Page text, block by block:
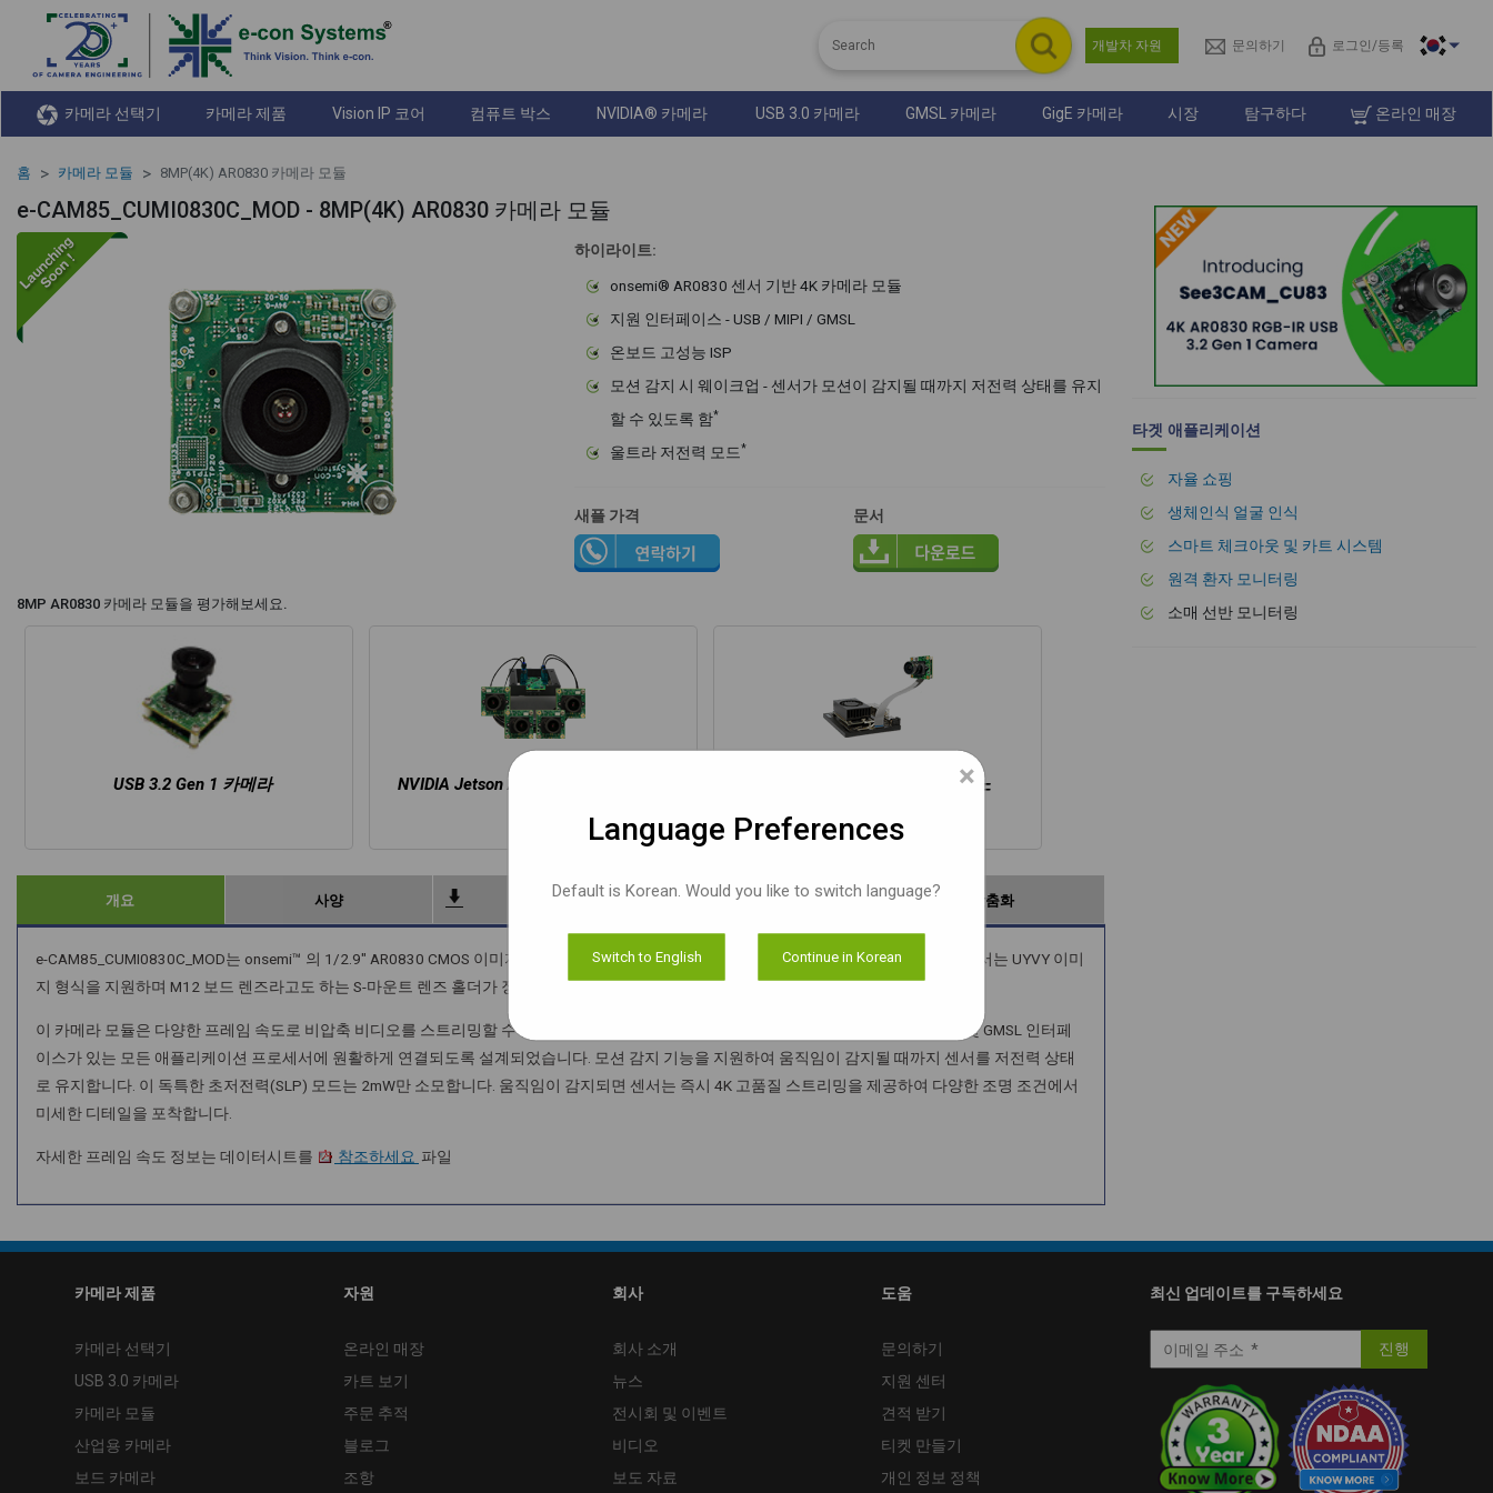
개발차 자원 문의하기 로그인/등록
카메라 선택기 카메라 제품 Vision IP 코어 컴퓨트 박스 NVIDIA® 카메라 USB 3.0 카메라 GMSL 카메라 GigE 카메라 시장 탐구하다 온라인 매장
홈 카메라 모듈 8MP(4K) AR0830 카메라 모듈
e-CAM85_CUMI0830C_MOD - 8MP(4K) AR0830 카메라 모듈
하이라이트:
onsemi® AR0830 센서 기반 4K 카메라 모듈
지원 인터페이스 - USB / MIPI / GMSL
온보드 고성능 ISP
모션 감지 시 웨이크업 - 센서가 모션이 감지될 때까지 저전력 상태를 유지
할 수 있도록 함*
울트라 저전력 모드*
새플 가격 문서
8MP AR0830 카메라 모듈을 평가해보세요.
USB 3.2 Gen 1 카메라 NVIDIA Jetson AGX ORIN / AGX Xavier NVIDIA Jetson ORIN NX / 나노
개요 사양 평가 키트 맞춤화
e-CAM85_CUMI0830C_MOD는 onsemi™ 의 1/2.9" AR0830 CMOS 이미지 센서를 탑재한 4K, 8 MP 커스텀 렌즈 카메라 모듈입니다. AR0830 센서는 UYVY 이미
지 형식을 지원하며 M12 보드 렌즈라고도 하는 S-마운트 렌즈 홀더가 장착되어 있습니다.
이 카메라 모듈은 다양한 프레임 속도로 비압축 비디오를 스트리밍할 수 있습니다: HD 120fps, FHD 120fps, 4K 30fps UYVY 형식. MIPI, USB 및 GMSL 인터페
이스가 있는 모든 애플리케이션 프로세서에 원활하게 연결되도록 설계되었습니다. 모션 감지 기능을 지원하여 움직임이 감지될 때까지 센서를 저전력 상태
로 유지합니다. 이 독특한 초저전력(SLP) 모드는 2mW만 소모합니다. 움직임이 감지되면 센서는 즉시 4K 고품질 스트리밍을 제공하여 다양한 조명 조건에서
미세한 디테일을 포착합니다.
자세한 프레임 속도 정보는 데이터시트를 참조하세요 파일
타겟 애플리케이션
자율 쇼핑
생체인식 얼굴 인식
스마트 체크아웃 및 카트 시스템
원격 환자 모니터링
소매 선반 모니터링
카메라 제품
카메라 선택기
USB 3.0 카메라
카메라 모듈
산업용 카메라
보드 카메라
자원
온라인 매장
카트 보기
주문 추적
블로그
조항
회사
회사 소개
뉴스
전시회 및 이벤트
비디오
보도 자료
도움
문의하기
지원 센터
견적 받기
티켓 만들기
개인 정보 정책
최신 업데이트를 구독하세요
×
Language Preferences
Default is Korean. Would you like to switch language?
Switch to English Continue in Korean